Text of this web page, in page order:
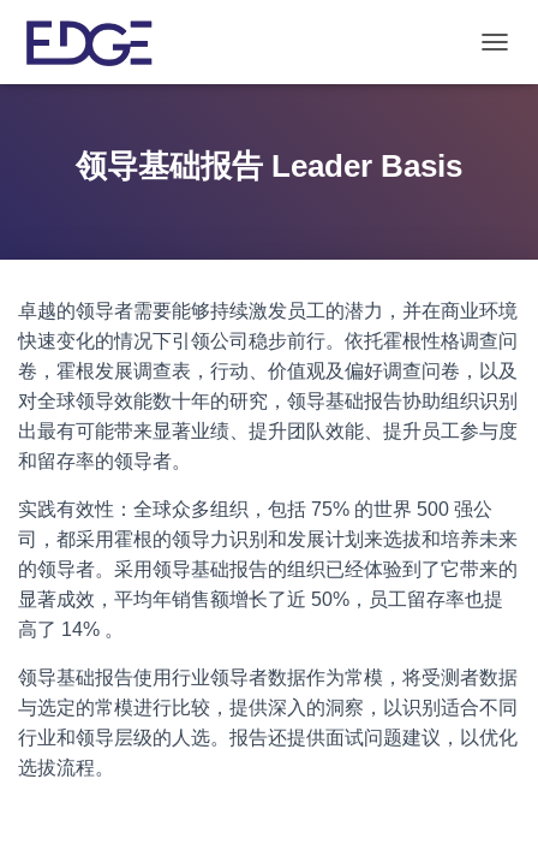
O
A
T
O
N
领导基础报告 Leader Basis
卓越的领导者需要能够持续激发员工的潜力，并在商业环境
快速变化的情况下引领公司稳步前行。依托霍根性格调查问
卷，霍根发展调查表，行动、价值观及偏好调查问卷，以及
对全球领导效能数十年的研究，领导基础报告协助组织识别
出最有可能带来显著业绩、提升团队效能、提升员工参与度
和留存率的领导者。
实践有效性：全球众多组织，包括 75% 的世界 500 强公
司，都采用霍根的领导力识别和发展计划来选拔和培养未来
的领导者。采用领导基础报告的组织已经体验到了它带来的
显著成效，平均年销售额增长了近 50%，员工留存率也提
高了 14% 。
领导基础报告使用行业领导者数据作为常模，将受测者数据
与选定的常模进行比较，提供深入的洞察，以识别适合不同
行业和领导层级的人选。报告还提供面试问题建议，以优化
选拔流程。